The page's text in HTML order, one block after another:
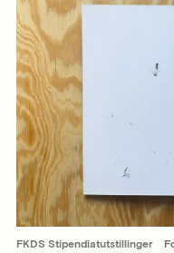
FKDS Stipendiatutstillinger